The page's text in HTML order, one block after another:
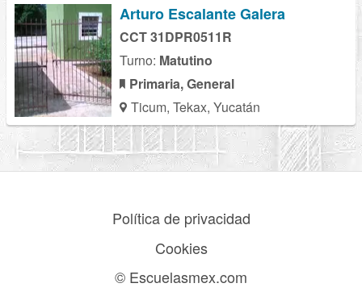
Arturo Escalante Galera
CCT 31DPR0511R
Turno: Matutino
Primaria, General
Ticum, Tekax, Yucatán
Política de privacidad
Cookies
© Escuelasmex.com